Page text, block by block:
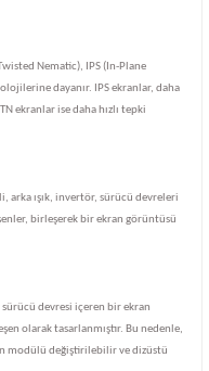
Nematic), IPS (In-Plane
dayanır. IPS ekranlar, daha
ekranlar ise daha hızlı tepki
arka ışık, invertör, sürücü devreleri
birleşerek bir ekran görüntüsü
sürücü devresi içeren bir ekran
olarak tasarlanmıştır. Bu nedenle,
modülü değiştirilebilir ve dizüstü